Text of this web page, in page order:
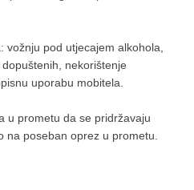
pod utjecajem alkohola,
nekorištenje
uporabu mobitela.
u prometu da se pridržavaju
na poseban oprez u prometu.